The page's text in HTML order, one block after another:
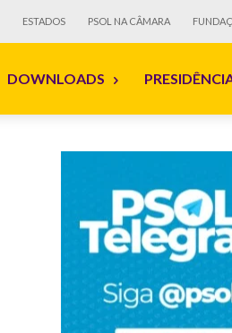
ESTADOS PSOL NA CÂMARA
DOWNLOADS